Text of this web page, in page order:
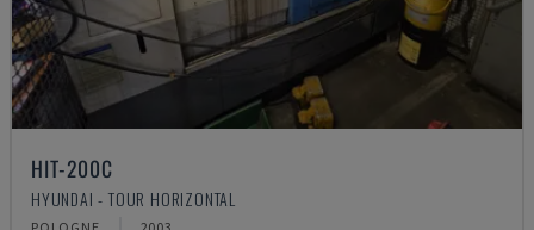
HIT-200C
HYUNDAI - TOUR HORIZONTAL